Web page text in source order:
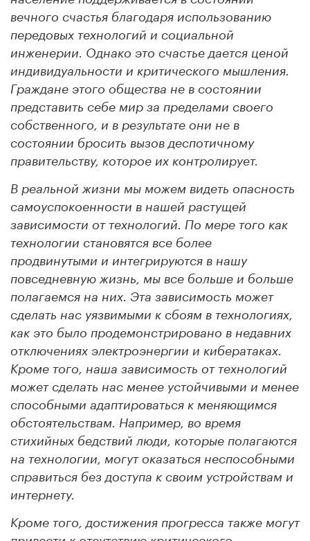
вечного счастья благодаря использованию
передовых технологий и социальной
инженерии. Однако это счастье дается ценой
индивидуальности и критического мышления.
Граждане этого общества не в состоянии
представить себе мир за пределами своего
собственного, и в результате они не в
состоянии бросить вызов деспотичному
правительству, которое их контролирует.
В реальной жизни мы можем видеть опасность
самоуспокоенности в нашей растущей
зависимости от технологий. По мере того как
технологии становятся все более
продвинутыми и интегрируются в нашу
повседневную жизнь, мы все больше и больше
полагаемся на них. Эта зависимость может
сделать нас уязвимыми к сбоям в технологиях,
как это было продемонстрировано в недавних
отключениях электроэнергии и кибератаках.
Кроме того, наша зависимость от технологий
может сделать нас менее устойчивыми и менее
способными адаптироваться к меняющимся
обстоятельствам. Например, во время
стихийных бедствий люди, которые полагаются
на технологии, могут оказаться неспособными
справиться без доступа к своим устройствам и
интернету.
Кроме того, достижения прогресса также могут